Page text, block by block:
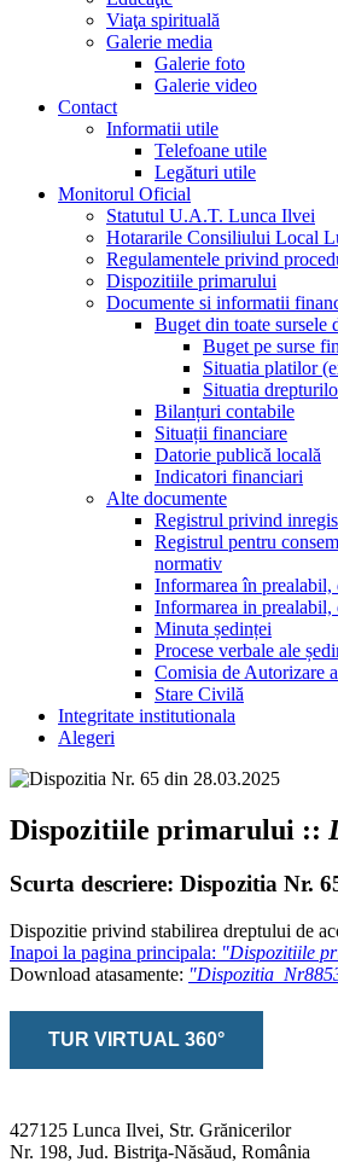
Viaţa spirituală
Galerie media
Galerie foto
Galerie video
Contact
Informatii utile
Telefoane utile
Legături utile
Monitorul Oficial
Statutul U.A.T. Lunca Ilvei
Hotararile Consiliului Local
Regulamentele privind
Dispozitiile primarului
Documente si informatii
Buget din toate sursele
Buget pe surse
Situatia platilor
Situatia
Bilanțuri contabile
Situații financiare
Datorie publică locală
Indicatori financiari
Alte documente
Registrul privind
Registrul pentru
normativ
Informarea în prealabil,
Informarea in prealabil,
Minuta ședinței
Procese verbale ale
Comisia de Autorizare
Stare Civilă
Integritate institutionala
Alegeri
Dispozitiile primarului ::
Scurta descriere: Dispozitia Nr.
Dispozitie privind stabilirea dreptului de
Inapoi la pagina principala: "Dispozitiile
Download atasamente:
TUR VIRTUAL 360°
427125 Lunca Ilvei, Str. Grănicerilor
Nr. 198, Jud. Bistriţa-Năsăud, România